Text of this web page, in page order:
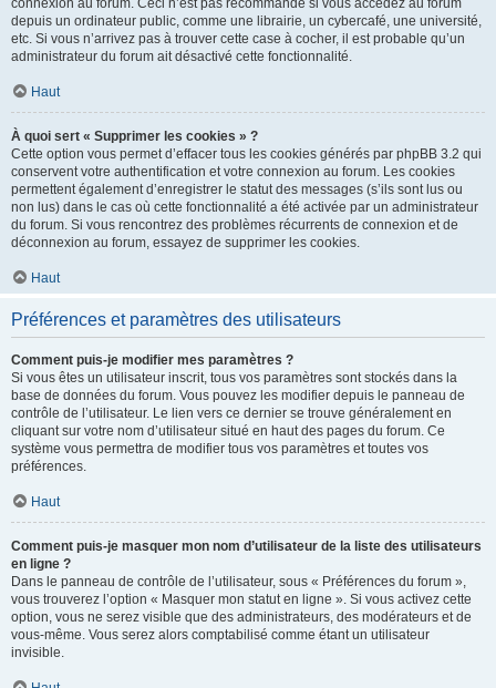
connexion au forum. Ceci n’est pas recommandé si vous accédez au forum
depuis un ordinateur public, comme une librairie, un cybercafé, une université,
etc. Si vous n’arrivez pas à trouver cette case à cocher, il est probable qu’un
administrateur du forum ait désactivé cette fonctionnalité.
Haut
À quoi sert « Supprimer les cookies » ?
Cette option vous permet d’effacer tous les cookies générés par phpBB 3.2 qui
conservent votre authentification et votre connexion au forum. Les cookies
permettent également d’enregistrer le statut des messages (s’ils sont lus ou
non lus) dans le cas où cette fonctionnalité a été activée par un administrateur
du forum. Si vous rencontrez des problèmes récurrents de connexion et de
déconnexion au forum, essayez de supprimer les cookies.
Haut
Préférences et paramètres des utilisateurs
Comment puis-je modifier mes paramètres ?
Si vous êtes un utilisateur inscrit, tous vos paramètres sont stockés dans la
base de données du forum. Vous pouvez les modifier depuis le panneau de
contrôle de l’utilisateur. Le lien vers ce dernier se trouve généralement en
cliquant sur votre nom d’utilisateur situé en haut des pages du forum. Ce
système vous permettra de modifier tous vos paramètres et toutes vos
préférences.
Haut
Comment puis-je masquer mon nom d’utilisateur de la liste des utilisateurs
en ligne ?
Dans le panneau de contrôle de l’utilisateur, sous « Préférences du forum »,
vous trouverez l’option « Masquer mon statut en ligne ». Si vous activez cette
option, vous ne serez visible que des administrateurs, des modérateurs et de
vous-même. Vous serez alors comptabilisé comme étant un utilisateur
invisible.